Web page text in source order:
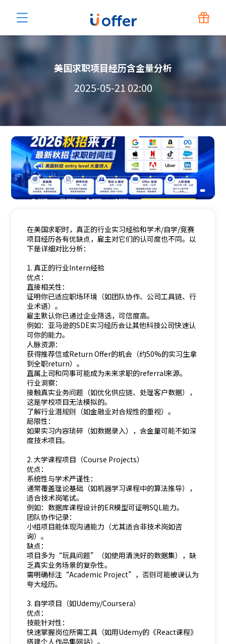
美国求职项目经历含金量分析
2025-05-21 02:00
在美国求职时，真正的行业实习经验和学术/自学/竞赛
项目经历各有优缺点，雇主对它们的认可度也不同。以
下是详细对比分析：
1. 真正的行业Intern经验
优点：
直接相关性：
证明你已适应职场环境（如团队协作、公司工具链、行
业术语）。
雇主默认你已通过企业筛选，可信度高。
例如：亚马逊的SDE实习经历会让其他科技公司快速认
可你的能力。
人脉资源：
获得推荐信或Return Offer的机会（约50%的实习生拿
到全职return）。
直属上司和同事可能成为未来求职的referral来源。
行业洞察：
接触真实业务问题（如优化供应链、处理客户数据），
这是学校项目无法模拟的。
了解行业潜规则（如金融业对合规性的重视）。
局限性：
如果实习内容琐碎（如数据录入），含金量可能不如深
度技术项目。
2. 大学课程项目（Course Projects）
优点：
系统性与学术严谨性：
通常覆盖理论基础（如机器学习课程中的算法推导），
适合技术岗笔试。
例如：数据库课程设计的ER模型可证明SQL能力。
团队协作记录：
小组项目能体现沟通能力（尤其适合非技术岗如咨
询）。
缺点：
项目多为“玩具问题”（如使用清洗好的数据集），缺
乏真实业务场景的复杂性。
需明确标注“Academic Project”，否则可能被误认为
夸大经历。
3. 自学项目（如Udemy/Coursera）
优点：
技能针对性：
快速掌握岗位所需工具（如用Udemy的《React课程》
搭建个人作品集网站）。